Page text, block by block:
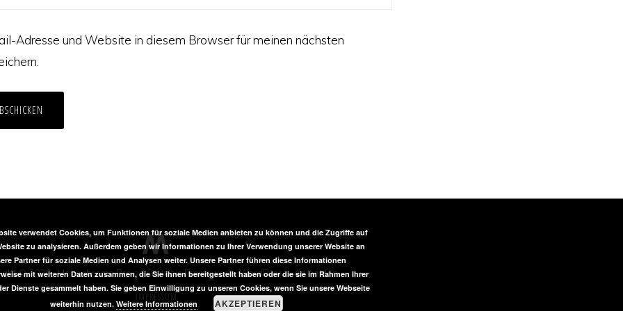
Adresse und Website in diesem Browser für meinen nächsten
© 2026 ·Monochrome ProonGenesis Framework·WordPress·Anmelden
IMPRESSUM
verwendet Cookies, um Funktionen für soziale Medien anbieten zu können und die Zugriffe auf
zu analysieren. Außerdem geben wir Informationen zu Ihrer Verwendung unserer Website an
Partner für soziale Medien und Analysen weiter. Unsere Partner führen diese Informationen
mit weiteren Daten zusammen, die Sie ihnen bereitgestellt haben oder die sie im Rahmen Ihrer
Dienste gesammelt haben. Sie geben Einwilligung zu unseren Cookies, wenn Sie unsere Webseite
weiterhin nutzen. Weitere Informationen AKZEPTIEREN